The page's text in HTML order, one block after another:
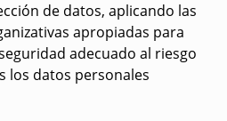
de datos, aplicando las
apropiadas para
adecuado al riesgo
los datos personales